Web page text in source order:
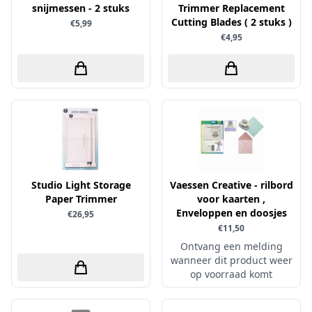
Canvas
Finger Wax
Pan Pastel
Potloden
Workshop
Hobbydots
Hobbyjournaal
Hobbyzine
Jalekro
Joy & Noor
Juffrouw Muis
Lapland knipvel
Lawn Fawn
Lemon Craft
Lisa Horton - Crafts
schudmateriaal
Specialties
Stickers
Tools
Washi - tape
snijmessen - 2 stuks
€5,99
Trimmer Replacement
Cutting Blades ( 2 stuks )
€4,95
Studio Light Storage
Paper Trimmer
€26,95
Vaessen Creative - rilbord
voor kaarten ,
Enveloppen en doosjes
€11,50
Ontvang een melding
wanneer dit product weer
op voorraad komt